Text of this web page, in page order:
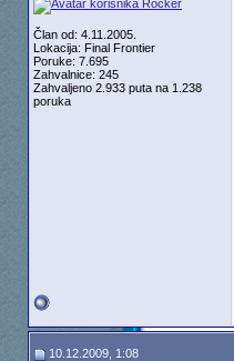
Član od: 4.11.2005.
Lokacija: Final Frontier
Poruke: 7.695
Zahvalnice: 245
Zahvaljeno 2.933 puta na 1.238
poruka
10.12.2009, 1:08